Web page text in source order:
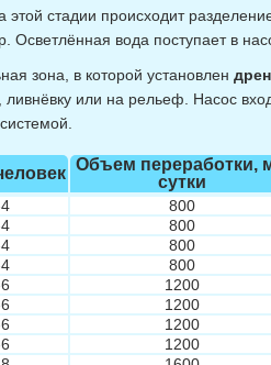
этой стадии происходит
Осветлённая вода поступает в
зона, в которой установлен
или на рельеф. Насос
Объем переработки,
сутки
800
800
800
800
1200
1200
1200
1200